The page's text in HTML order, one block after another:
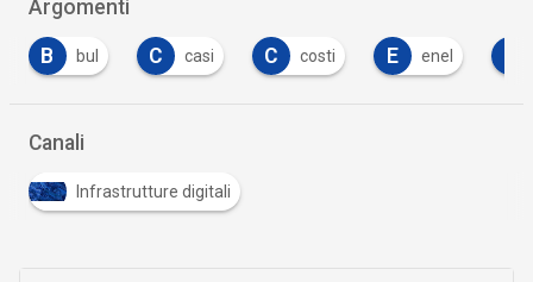
Argomenti
C casi C costi E enel F fibra
Canali
Infrastrutture digitali